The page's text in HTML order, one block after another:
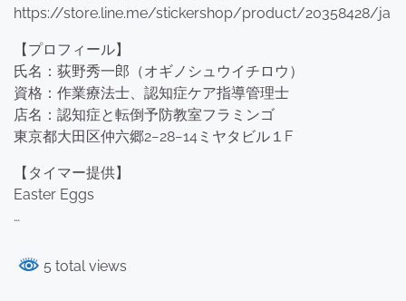
https://store.line.me/stickershop/product/20358428/ja
【プロフィール】
氏名：荻野秀一郎（オギノシュウイチロウ）
資格：作業療法士、認知症ケア指導管理士
店名：認知症と転倒予防教室フラミンゴ
東京都大田区仲六郷2−28−14ミヤタビル１F
【タイマー提供】
Easter Eggs
…
5 total views